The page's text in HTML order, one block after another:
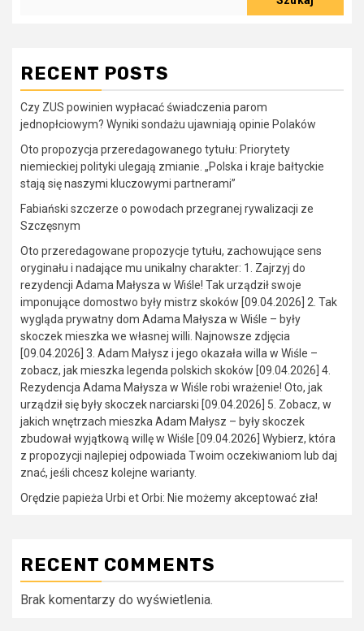
RECENT POSTS
Czy ZUS powinien wypłacać świadczenia parom
jednopłciowym? Wyniki sondażu ujawniają opinie Polaków
Oto propozycja przeredagowanego tytułu: Priorytety
niemieckiej polityki ulegają zmianie. „Polska i kraje bałtyckie
stają się naszymi kluczowymi partnerami”
Fabiański szczerze o powodach przegranej rywalizacji ze
Szczęsnym
Oto przeredagowane propozycje tytułu, zachowujące sens
oryginału i nadające mu unikalny charakter: 1. Zajrzyj do
rezydencji Adama Małysza w Wiśle! Tak urządził swoje
imponujące domostwo były mistrz skoków [09.04.2026] 2. Tak
wygląda prywatny dom Adama Małysza w Wiśle – były
skoczek mieszka we własnej willi. Najnowsze zdjęcia
[09.04.2026] 3. Adam Małysz i jego okazała willa w Wiśle –
zobacz, jak mieszka legenda polskich skoków [09.04.2026] 4.
Rezydencja Adama Małysza w Wiśle robi wrażenie! Oto, jak
urządził się były skoczek narciarski [09.04.2026] 5. Zobacz, w
jakich wnętrzach mieszka Adam Małysz – były skoczek
zbudował wyjątkową willę w Wiśle [09.04.2026] Wybierz, która
z propozycji najlepiej odpowiada Twoim oczekiwaniom lub daj
znać, jeśli chcesz kolejne warianty.
Orędzie papieża Urbi et Orbi: Nie możemy akceptować zła!
RECENT COMMENTS
Brak komentarzy do wyświetlenia.